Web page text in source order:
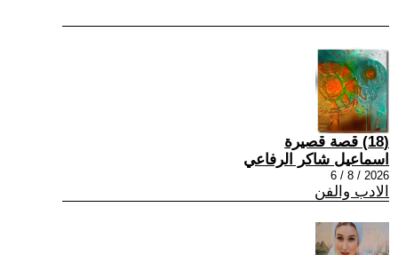
(18) قصة قصيرة
اسماعيل شاكر الرفاعي
2026 / 8 / 6
الادب والفن